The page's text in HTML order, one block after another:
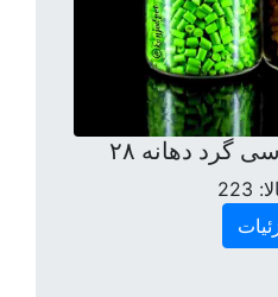
223